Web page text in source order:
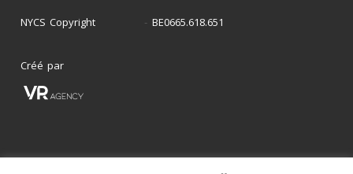
NYCS Copyright - BE0665.618.651
Créé par